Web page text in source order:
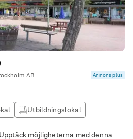
AB Annons plus
Utbildningslokal